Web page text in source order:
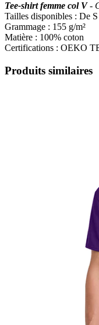
Tee-shirt femme col V-
Tailles disponibles : De
Grammage : 155 g/m²
Matière : 100% coton
Certifications : OEKO
Produits similaires